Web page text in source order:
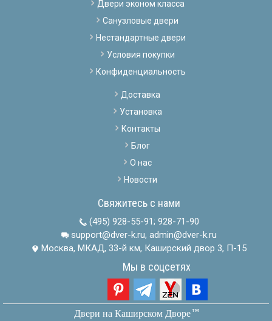
Двери эконом класса
Санузловые двери
Нестандартные двери
Условия покупки
Конфиденциальность
Доставка
Установка
Контакты
Блог
О нас
Новости
Свяжитесь с нами
(495) 928-55-91; 928-71-90
support@dver-k.ru, admin@dver-k.ru
Москва, МКАД, 33-й км, Каширский двор 3, П-15
Мы в соцсетях
Двери на Каширском Дворетм